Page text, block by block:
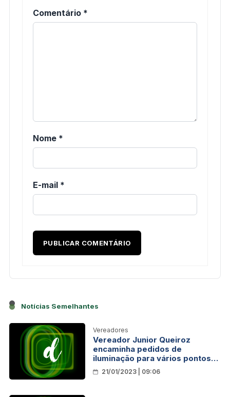
Comentário *
Nome *
E-mail *
Notícias Semelhantes
Vereadores
Vereador Junior Queiroz
encaminha pedidos de
iluminação para vários pontos
de Porto Velho
21/01/2023 | 09:06